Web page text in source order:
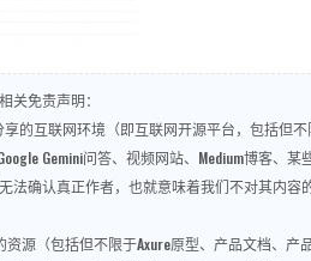
关免责声明：
的互联网环境（即互联网开源平台，包括但
Gemini问答、视频网站、Medium博客
法确认真正作者，也就意味着我们不对其内
源（包括但不限于Axure原型、产品文档、